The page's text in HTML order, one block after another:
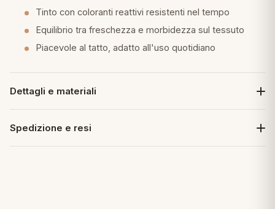
e Pigiami
Tinto con coloranti reattivi resistenti nel tempo
Equilibrio tra freschezza e morbidezza sul tessuto
Piacevole al tatto, adatto all'uso quotidiano
Dettagli e materiali
Spedizione e resi